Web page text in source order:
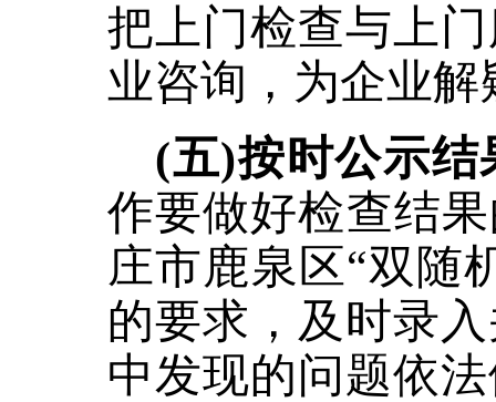
把上门检查与上
业咨询，为企业解
(五)按时公示
作要做好检查结
庄市鹿泉区“双随
的要求，及时录
中发现的问题依